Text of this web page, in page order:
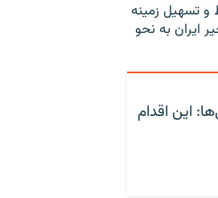
و تسهیل زمینه
ایران به نحو
این اقدام